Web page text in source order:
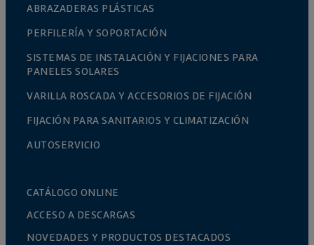
ABRAZADERAS PLÁSTICAS
PERFILERÍA Y SOPORTACIÓN
SISTEMAS DE INSTALACIÓN Y FIJACIONES PARA
PANELES SOLARES
VARILLA ROSCADA Y ACCESORIOS DE FIJACIÓN
FIJACIÓN PARA SANITARIOS Y CLIMATIZACIÓN
AUTOSERVICIO
CATÁLOGO ONLINE
ACCESO A DESCARGAS
NOVEDADES Y PRODUCTOS DESTACADOS